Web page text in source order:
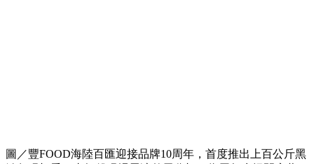
圖／豐FOOD海陸百匯迎接品牌10周年，首度推出上百公斤黑